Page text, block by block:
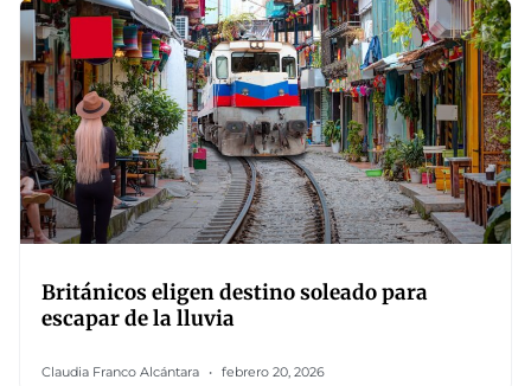
Británicos eligen destino soleado para
escapar de la lluvia
Claudia Franco Alcántara febrero 20, 2026